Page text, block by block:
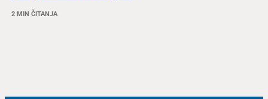
2 MIN ČITANJA